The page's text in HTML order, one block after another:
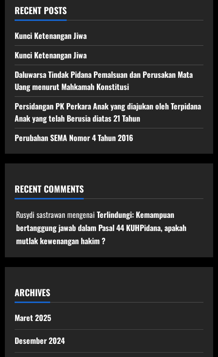
RECENT POSTS
Kunci Ketenangan Jiwa
Kunci Ketenangan Jiwa
Daluwarsa Tindak Pidana Pemalsuan dan Perusakan Mata
Uang menurut Mahkamah Konstitusi
Persidangan PK Perkara Anak yang diajukan oleh Terpidana
Anak yang telah Berusia diatas 21 Tahun
Perubahan SEMA Nomor 4 Tahun 2016
RECENT COMMENTS
Rusydi sastrawanmengenai Terlindungi: Kemampuan
bertanggung jawab dalam Pasal 44 KUHPidana, apakah
mutlak kewenangan hakim ?
ARCHIVES
Maret 2025
Desember 2024